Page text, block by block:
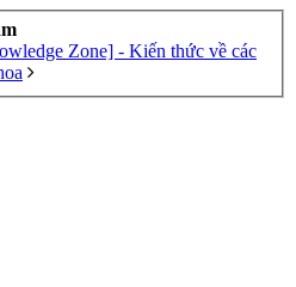
Zone] - Kiến thức về các